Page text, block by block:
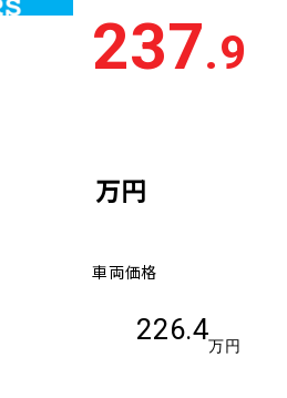
733-500
大きい順 小さ
237.9
万円
車両価格
226.4
万円